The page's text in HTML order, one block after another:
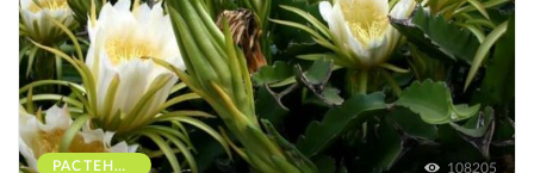
РАСТЕНИЯ 108205